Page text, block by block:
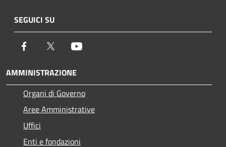
SEGUICI SU
Facebook Twitter
AMMINISTRAZIONE
Organi di Governo
Aree Amministrative
Uffici
Enti e fondazioni